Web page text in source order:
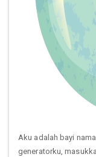
Aku adalah bayi
generatorku,